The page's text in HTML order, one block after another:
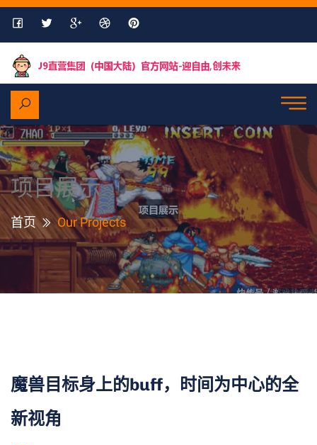
项目展示
首页 Our Projects
魔兽目标身上的buff，时间为中心的全
新视角